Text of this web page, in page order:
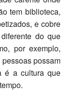
tem biblioteca,
e cobre
do que
por exemplo,
possam
é a cultura que